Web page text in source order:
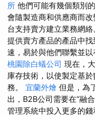
所 他們可能有幾個類別
會隨製造商和供應商而
台支持賣方建立業務網絡
提供賣方產品的產品中
速，易於與他們聯繫並以
桃園除白蟻公司 現在，
庫存技術，以使製定基
務。 宜蘭外燴 但是，為
出，B2B公司需要在“融合
管理系統中投入更多的錢